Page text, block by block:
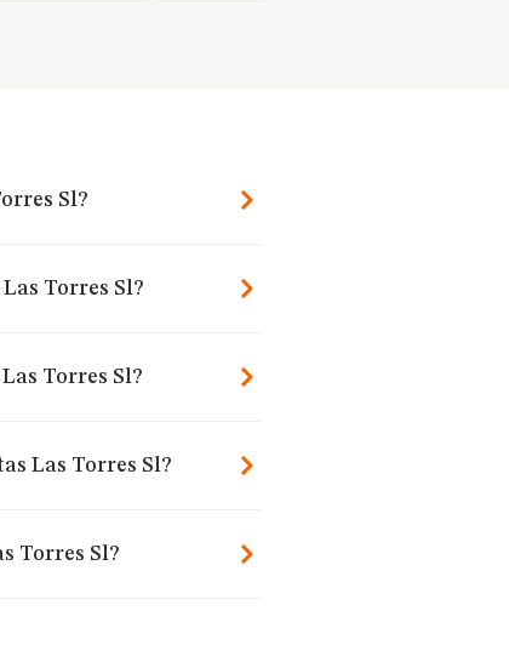
Sl?
Torres Sl?
Torres Sl?
Las Torres Sl?
Torres Sl?